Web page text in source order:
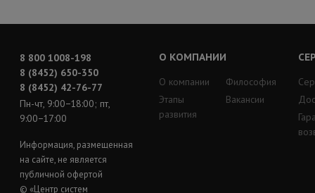
8 800 1008-198
8 (8452) 650-350
8 (8452) 42-76-77
Пн-чт, 9:00−18:00; пт,
9:00−17:00
Информация, размещенная
на сайте, не является
публичной офертой
© «Центр систем
О КОМПАНИИ
О компании
Этапы
развития
Философия
Вакансии